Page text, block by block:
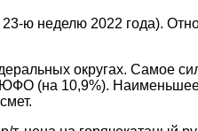
ю неделю 2022 года).
округах. Самое
(на 10,9%).